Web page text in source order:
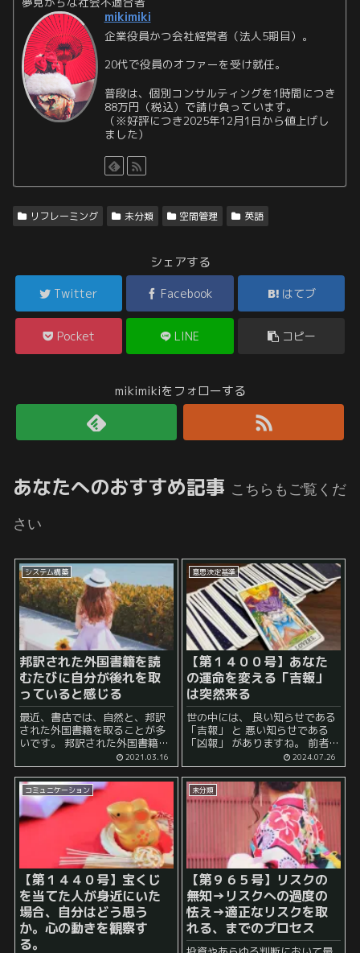
mikimiki
企業役員かつ会社経営者（法人5期目）。
20代で役員のオファーを受け就任。
普段は、個別コンサルティングを1時間につき
88万円（税込）で請け負っています。
（※好評につき2025年12月1日から値上げし
ました）
リフレーミング 未分類 空間管理 英語
シェアする
Twitter Facebook はてブ
Pocket LINE コピー
mikimikiをフォローする
あなたへのおすすめ記事 こちらもご覧くだ
さい
システム構築
邦訳された外国書籍を読
むたびに自分が後れを取
っていると感じる
最近、書店では、自然と、邦訳
された外国書籍を取ることが多
いです。 邦訳された外国書籍と
いうのは、基本的に外国で出た
時点で高い評判を得ているから
こそ邦訳対象になるわけですか
ら、質が低い書籍というのは基
本的には出てきません。 そう...
2021.03.16
意思決定基準
【第１４００号】あなた
の運命を変える「吉報」
は突然来る
世の中には、 良い知らせである
「吉報」 と 悪い知らせである
「凶報」 がありますね。 前者は
ますし、 後者は 訃報 などがあ
りうるかもしれません。...
2024.07.26
コミュニケーション
【第１４４０号】宝くじ
を当てた人が身近にいた
場合、自分はどう思う
か。心の動きを観察す
る。
未分類
【第９６５号】リスクの
無知→リスクへの過度の
怯え→適正なリスクを取
れる、までのプロセス